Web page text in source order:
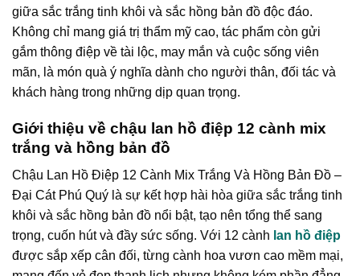
giữa sắc trắng tinh khôi và sắc hồng bản đồ độc đáo.
Không chỉ mang giá trị thẩm mỹ cao, tác phẩm còn gửi
gắm thông điệp về tài lộc, may mắn và cuộc sống viên
mãn, là món quà ý nghĩa dành cho người thân, đối tác và
khách hàng trong những dịp quan trọng.
Giới thiệu về chậu lan hồ điệp 12 cành mix
trắng và hồng bản đồ
Chậu Lan Hồ Điệp 12 Cành Mix Trắng Và Hồng Bản Đồ –
Đại Cát Phú Quý là sự kết hợp hài hòa giữa sắc trắng tinh
khôi và sắc hồng bản đồ nổi bật, tạo nên tổng thể sang
trọng, cuốn hút và đầy sức sống. Với 12 cành lan hồ điệp
được sắp xếp cân đối, từng cành hoa vươn cao mềm mại,